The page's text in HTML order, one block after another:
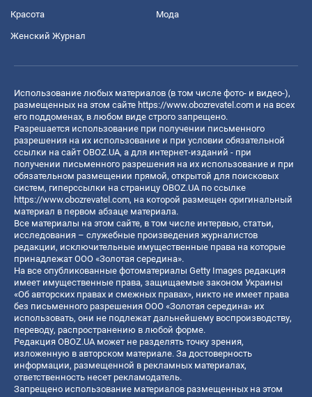
Красота Мода
Женский Журнал
Использование любых материалов (в том числе фото- и видео-),
размещенных на этом сайте https://www.obozrevatel.com и на всех
его поддоменах, в любом виде строго запрещено.
Разрешается использование при получении письменного
разрешения на их использование и при условии обязательной
ссылки на сайт OBOZ.UA, а для интернет-изданий - при
получении письменного разрешения на их использование и при
обязательном размещении прямой, открытой для поисковых
систем, гиперссылки на страницу OBOZ.UA по ссылке
https://www.obozrevatel.com, на которой размещен оригинальный
материал в первом абзаце материала.
Все материалы на этом сайте, в том числе интервью, статьи,
исследования – служебные произведения журналистов
редакции, исключительные имущественные права на которые
принадлежат ООО «Золотая середина».
На все опубликованные фотоматериалы Getty Images редакция
имеет имущественные права, защищаемые законом Украины
«Об авторских правах и смежных правах», никто не имеет права
без письменного разрешения ООО «Золотая середина» их
использовать, они не подлежат дальнейшему воспроизводству,
переводу, распространению в любой форме.
Редакция OBOZ.UA может не разделять точку зрения,
изложенную в авторском материале. За достоверность
информации, размещенной в рекламных материалах,
ответственность несет рекламодатель.
Запрещено использование материалов размещенных на этом